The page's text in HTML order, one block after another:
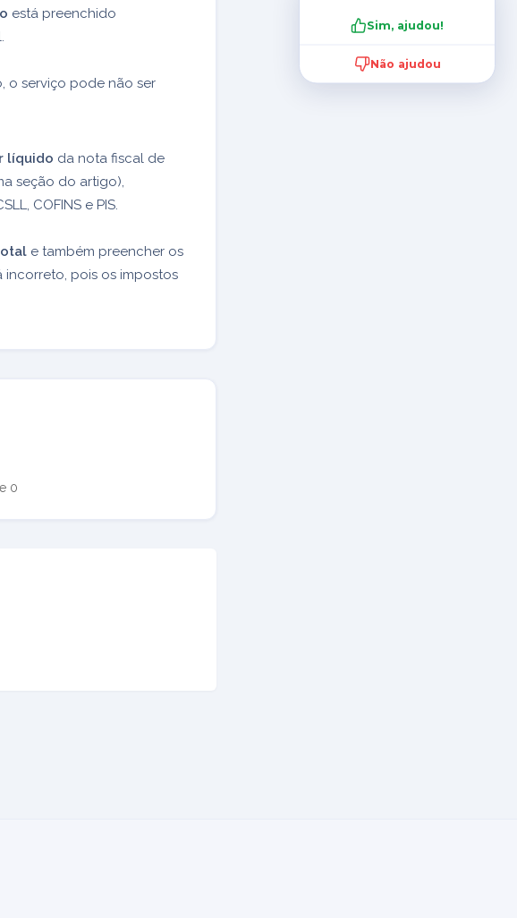
está preenchido
o serviço pode não ser
líquido da nota fiscal de
seção do artigo),
COFINS e PIS.
e também preencher os
pois os impostos
0
Sim, ajudou!
Não ajudou